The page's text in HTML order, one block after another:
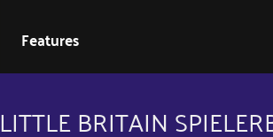
Features
LITTLE BRITAIN